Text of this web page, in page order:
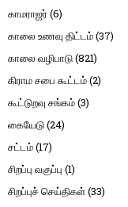
காமராஜர் (6)
காலை உணவு திட்டம்(37)
காலை வழிபாடு(821)
கிராம சபை கூட்டம்(2)
கூட்டுறவு சங்கம்(3)
கையேடு(24)
சட்டம்(17)
சிறப்பு வகுப்பு (1)
சிறப்புச் செய்திகள்(33)